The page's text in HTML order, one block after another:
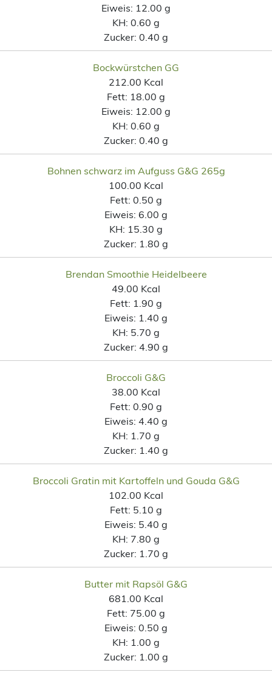
Eiweis: 12.00 g
KH: 0.60 g
Zucker: 0.40 g
Bockwürstchen GG
212.00 Kcal
Fett: 18.00 g
Eiweis: 12.00 g
KH: 0.60 g
Zucker: 0.40 g
Bohnen schwarz im Aufguss G&G 265g
100.00 Kcal
Fett: 0.50 g
Eiweis: 6.00 g
KH: 15.30 g
Zucker: 1.80 g
Brendan Smoothie Heidelbeere
49.00 Kcal
Fett: 1.90 g
Eiweis: 1.40 g
KH: 5.70 g
Zucker: 4.90 g
Broccoli G&G
38.00 Kcal
Fett: 0.90 g
Eiweis: 4.40 g
KH: 1.70 g
Zucker: 1.40 g
Broccoli Gratin mit Kartoffeln und Gouda G&G
102.00 Kcal
Fett: 5.10 g
Eiweis: 5.40 g
KH: 7.80 g
Zucker: 1.70 g
Butter mit Rapsöl G&G
681.00 Kcal
Fett: 75.00 g
Eiweis: 0.50 g
KH: 1.00 g
Zucker: 1.00 g